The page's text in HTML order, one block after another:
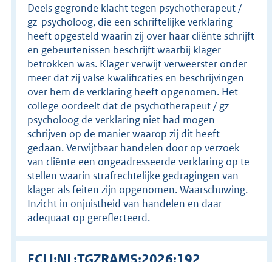
Deels gegronde klacht tegen psychotherapeut /
gz-psycholoog, die een schriftelijke verklaring
heeft opgesteld waarin zij over haar cliënte schrijft
en gebeurtenissen beschrijft waarbij klager
betrokken was. Klager verwijt verweerster onder
meer dat zij valse kwalificaties en beschrijvingen
over hem de verklaring heeft opgenomen. Het
college oordeelt dat de psychotherapeut / gz-
psycholoog de verklaring niet had mogen
schrijven op de manier waarop zij dit heeft
gedaan. Verwijtbaar handelen door op verzoek
van cliënte een ongeadresseerde verklaring op te
stellen waarin strafrechtelijke gedragingen van
klager als feiten zijn opgenomen. Waarschuwing.
Inzicht in onjuistheid van handelen en daar
adequaat op gereflecteerd.